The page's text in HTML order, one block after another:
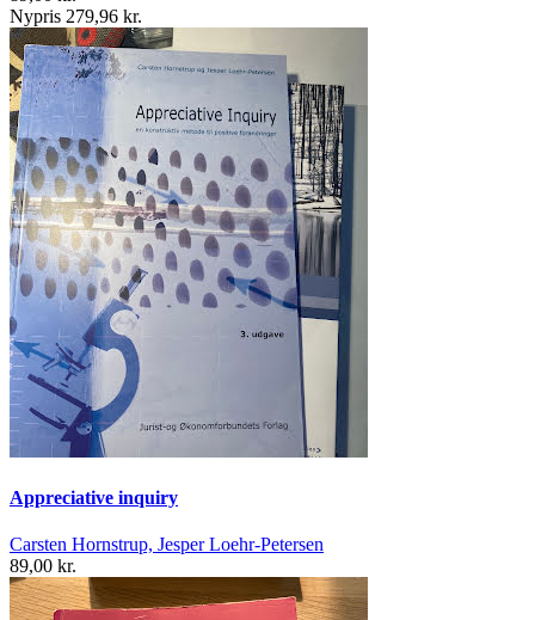
Nypris 279,96 kr.
Appreciative inquiry
Carsten Hornstrup, Jesper Loehr-Petersen
89,00 kr.